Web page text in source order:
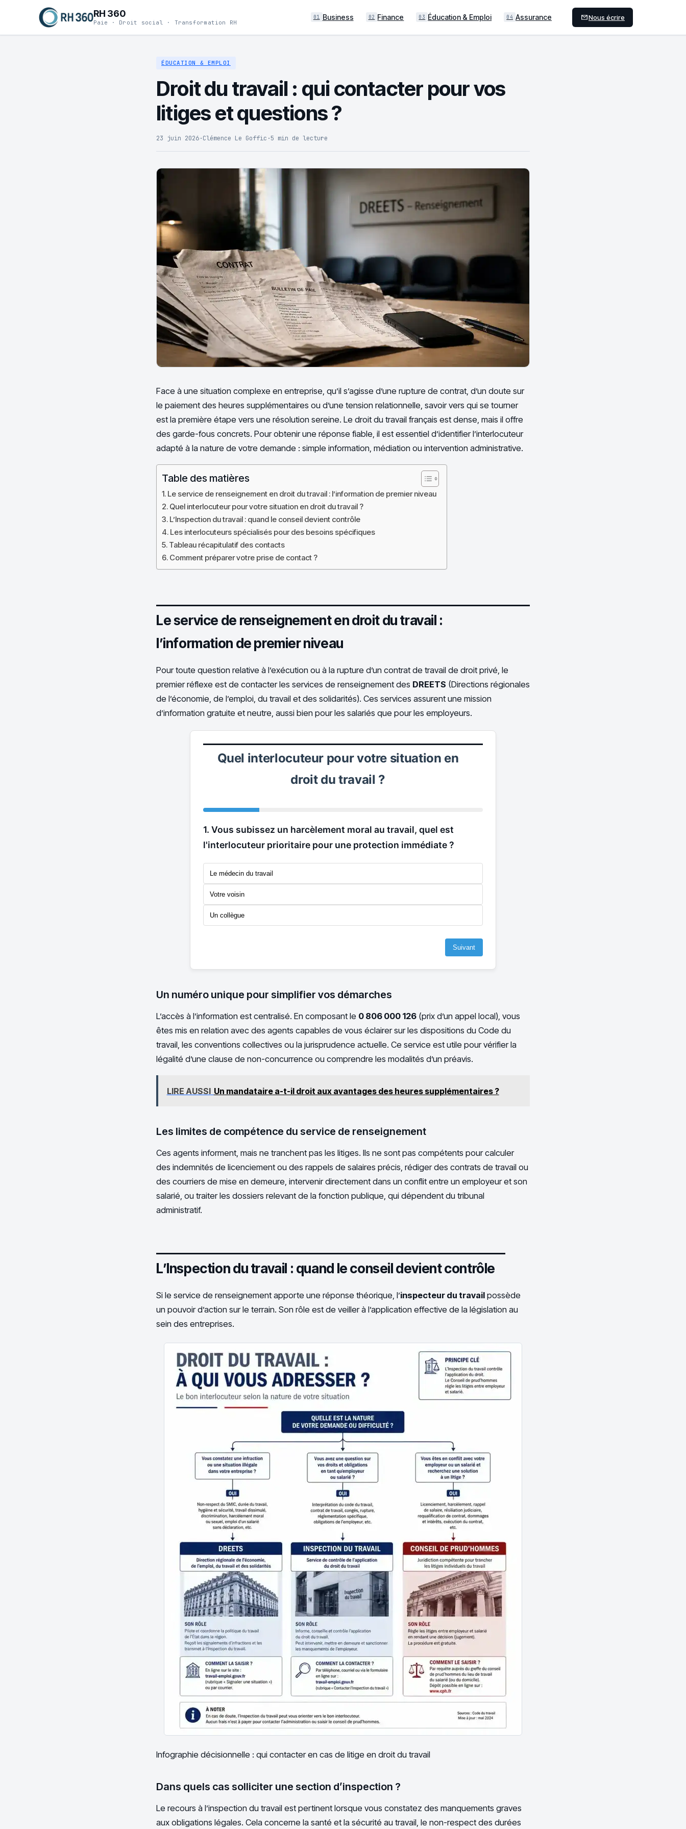
RH 360
Paie · Droit social · Transformation RH
01 Business 02 Finance 03 Éducation & Emploi 04 Assurance Nous écrire
ÉDUCATION & EMPLOI
Droit du travail : qui contacter pour vos
litiges et questions ?
23 juin 2026·Clémence Le Goffic ·5 min de lecture
Face à une situation complexe en entreprise, qu’il s’agisse d’une rupture de contrat, d’un doute sur
le paiement des heures supplémentaires ou d’une tension relationnelle, savoir vers qui se tourner
est la première étape vers une résolution sereine. Le droit du travail français est dense, mais il offre
des garde-fous concrets. Pour obtenir une réponse fiable, il est essentiel d’identifier l’interlocuteur
adapté à la nature de votre demande : simple information, médiation ou intervention administrative.
Table des matières
Le service de renseignement en droit du travail : l’information de premier niveau
Quel interlocuteur pour votre situation en droit du travail ?
L’Inspection du travail : quand le conseil devient contrôle
Les interlocuteurs spécialisés pour des besoins spécifiques
Tableau récapitulatif des contacts
Comment préparer votre prise de contact ?
Le service de renseignement en droit du travail :
l’information de premier niveau
Pour toute question relative à l’exécution ou à la rupture d’un contrat de travail de droit privé, le
premier réflexe est de contacter les services de renseignement des DREETS (Directions régionales
de l’économie, de l’emploi, du travail et des solidarités). Ces services assurent une mission
d’information gratuite et neutre, aussi bien pour les salariés que pour les employeurs.
Quel interlocuteur pour votre situation en
droit du travail ?
1. Vous subissez un harcèlement moral au travail, quel est
l'interlocuteur prioritaire pour une protection immédiate ?
Le médecin du travail
Votre voisin
Un collègue
Suivant
Un numéro unique pour simplifier vos démarches
L’accès à l’information est centralisé. En composant le 0 806 000 126 (prix d’un appel local), vous
êtes mis en relation avec des agents capables de vous éclairer sur les dispositions du Code du
travail, les conventions collectives ou la jurisprudence actuelle. Ce service est utile pour vérifier la
légalité d’une clause de non-concurrence ou comprendre les modalités d’un préavis.
LIRE AUSSI Un mandataire a-t-il droit aux avantages des heures supplémentaires ?
Les limites de compétence du service de renseignement
Ces agents informent, mais ne tranchent pas les litiges. Ils ne sont pas compétents pour calculer
des indemnités de licenciement ou des rappels de salaires précis, rédiger des contrats de travail ou
des courriers de mise en demeure, intervenir directement dans un conflit entre un employeur et son
salarié, ou traiter les dossiers relevant de la fonction publique, qui dépendent du tribunal
administratif.
L’Inspection du travail : quand le conseil devient contrôle
Si le service de renseignement apporte une réponse théorique, l’inspecteur du travail possède
un pouvoir d’action sur le terrain. Son rôle est de veiller à l’application effective de la législation au
sein des entreprises.
Infographie décisionnelle : qui contacter en cas de litige en droit du travail
Dans quels cas solliciter une section d’inspection ?
Le recours à l’inspection du travail est pertinent lorsque vous constatez des manquements graves
aux obligations légales. Cela concerne la santé et la sécurité au travail, le non-respect des durées